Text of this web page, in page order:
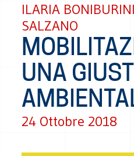
ILARIA
SALZANO
UNA
24 Ottobre 2018